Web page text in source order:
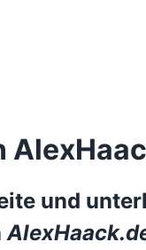
und